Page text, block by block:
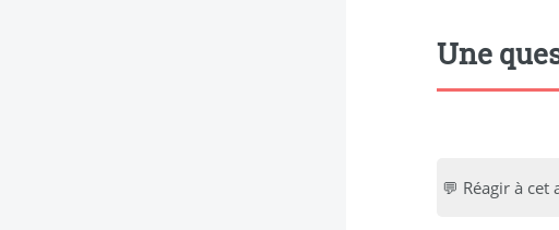
Une
💬 Réagir à